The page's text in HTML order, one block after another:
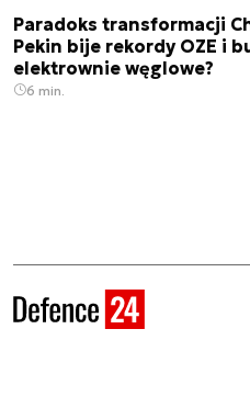
Paradoks transformacji
Pekin bije rekordy OZE i
elektrownie węglowe?
6 min.